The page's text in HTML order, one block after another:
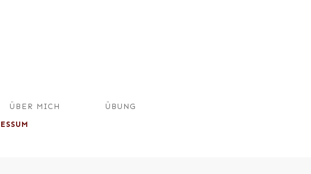
ÜBER MICH
ÜBUNG